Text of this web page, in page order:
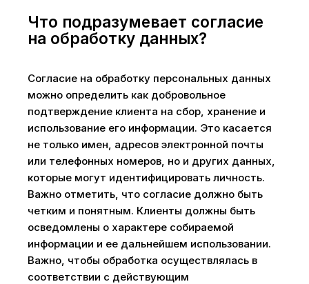
Что подразумевает согласие
на обработку данных?
Согласие на обработку персональных данных
можно определить как добровольное
подтверждение клиента на сбор, хранение и
использование его информации. Это касается
не только имен, адресов электронной почты
или телефонных номеров, но и других данных,
которые могут идентифицировать личность.
Важно отметить, что согласие должно быть
четким и понятным. Клиенты должны быть
осведомлены о характере собираемой
информации и ее дальнейшем использовании.
Важно, чтобы обработка осуществлялась в
соответствии с действующим